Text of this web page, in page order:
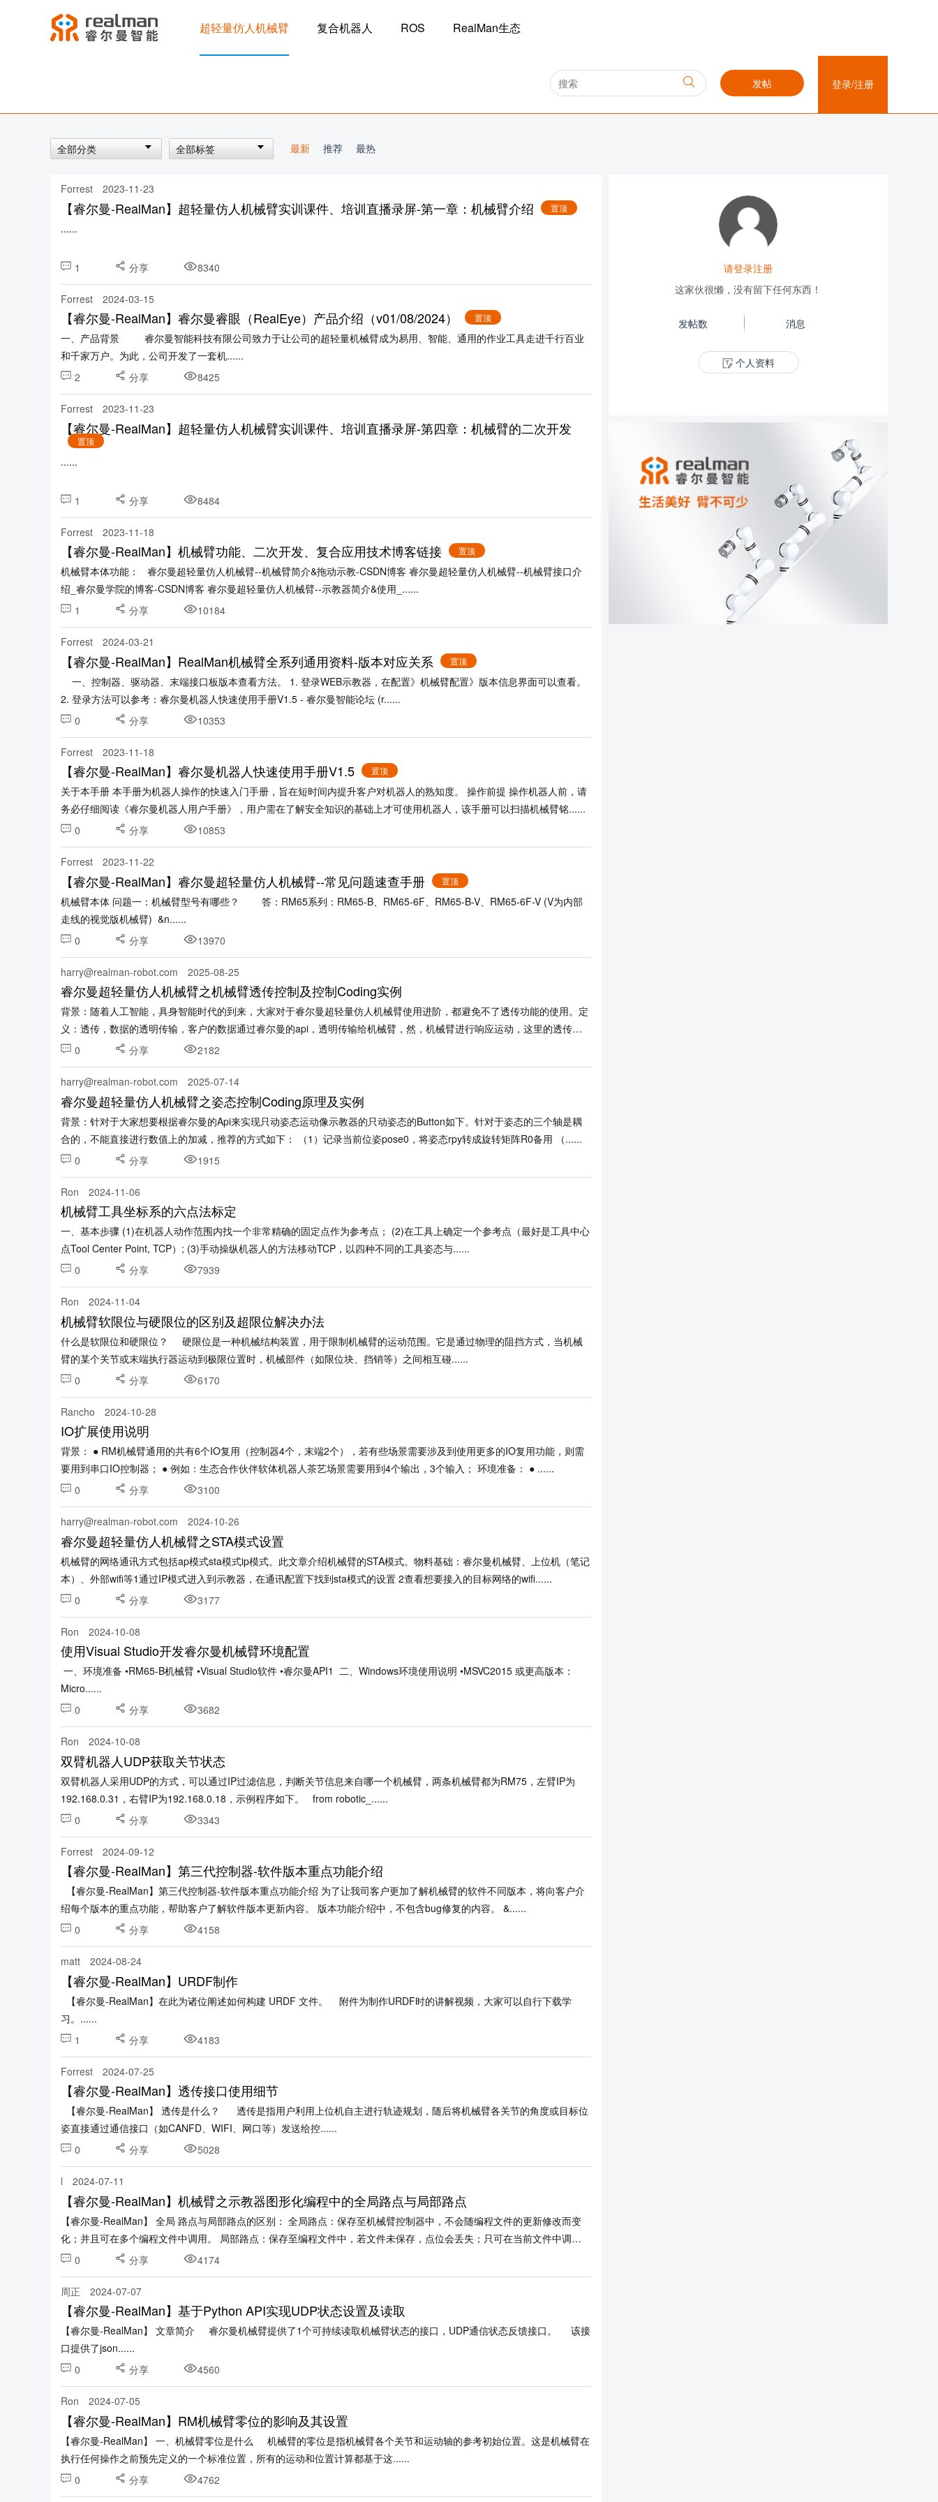
超轻量仿人机械臂 复合机器人 ROS RealMan生态
发帖 登录/注册
全部分类 全部标签 最新 推荐 最热
Forrest 2023-11-23
【睿尔曼-RealMan】超轻量仿人机械臂实训课件、培训直播录屏-第一章：机械臂介绍 置顶
......
1 分享 8340
Forrest 2024-03-15
【睿尔曼-RealMan】睿尔曼睿眼（RealEye）产品介绍（v01/08/2024） 置顶
一、产品背景 睿尔曼智能科技有限公司致力于让公司的超轻量机械臂成为易用、智能、通用的作业工具走进千行百业
和千家万户。为此，公司开发了一套机......
2
分享 8425
Forrest 2023-11-23
【睿尔曼-RealMan】超轻量仿人机械臂实训课件、培训直播录屏-第四章：机械臂的二次开发
置顶
......
1 分享 8484
Forrest 2023-11-18
【睿尔曼-RealMan】机械臂功能、二次开发、复合应用技术博客链接 置顶
机械臂本体功能： 睿尔曼超轻量仿人机械臂--机械臂简介&拖动示教-CSDN博客 睿尔曼超轻量仿人机械臂--机械臂接口介
绍_睿尔曼学院的博客-CSDN博客 睿尔曼超轻量仿人机械臂--示教器简介&使用_......
1
分享 10184
Forrest 2024-03-21
【睿尔曼-RealMan】RealMan机械臂全系列通用资料-版本对应关系 置顶
2. 登录方法可以参考：睿尔曼机器人快速使用手册V1.5 - 睿尔曼智能论坛 (r......
0
分享 10353
Forrest 2023-11-18
【睿尔曼-RealMan】睿尔曼机器人快速使用手册V1.5 置顶
关于本手册 本手册为机器人操作的快速入门手册，旨在短时间内提升客户对机器人的熟知度。 操作前提 操作机器人前，请
务必仔细阅读《睿尔曼机器人用户手册》，用户需在了解安全知识的基础上才可使用机器人，该手册可以扫描机械臂铭......
0
分享 10853
Forrest 2023-11-22
【睿尔曼-RealMan】睿尔曼超轻量仿人机械臂--常见问题速查手册 置顶
机械臂本体 问题一：机械臂型号有哪些？ 答：RM65系列：RM65-B、RM65-6F、RM65-B-V、RM65-6F-V (V为内部
走线的视觉版机械臂) &n......
0
分享 13970
harry@realman-robot.com 2025-08-25
睿尔曼超轻量仿人机械臂之机械臂透传控制及控制Coding实例
背景：随着人工智能，具身智能时代的到来，大家对于睿尔曼超轻量仿人机械臂使用进阶，都避免不了透传功能的使用。定
义：透传，数据的透明传输，客户的数据通过睿尔曼的api，透明传输给机械臂，然，机械臂进行响应运动，这里的透传狭
义上来说是位置指令......
0 分享 2182
harry@realman-robot.com 2025-07-14
睿尔曼超轻量仿人机械臂之姿态控制Coding原理及实例
背景：针对于大家想要根据睿尔曼的Api来实现只动姿态运动像示教器的只动姿态的Button如下。针对于姿态的三个轴是耦
合的，不能直接进行数值上的加减，推荐的方式如下： （1）记录当前位姿pose0，将姿态rpy转成旋转矩阵R0备用 （......
0
分享 1915
Ron 2024-11-06
机械臂工具坐标系的六点法标定
一、基本步骤 (1)在机器人动作范围内找一个非常精确的固定点作为参考点； (2)在工具上确定一个参考点（最好是工具中心
点Tool Center Point, TCP）; (3)手动操纵机器人的方法移动TCP，以四种不同的工具姿态与......
0
分享 7939
Ron 2024-11-04
机械臂软限位与硬限位的区别及超限位解决办法
什么是软限位和硬限位？ 硬限位是一种机械结构装置，用于限制机械臂的运动范围。它是通过物理的阻挡方式，当机械
臂的某个关节或末端执行器运动到极限位置时，机械部件（如限位块、挡销等）之间相互碰......
0
分享 6170
Rancho 2024-10-28
IO扩展使用说明
背景： ● RM机械臂通用的共有6个IO复用（控制器4个，末端2个），若有些场景需要涉及到使用更多的IO复用功能，则需
要用到串口IO控制器； ● 例如：生态合作伙伴软体机器人茶艺场景需要用到4个输出，3个输入； 环境准备： ● ......
0
分享 3100
harry@realman-robot.com 2024-10-26
睿尔曼超轻量仿人机械臂之STA模式设置
机械臂的网络通讯方式包括ap模式sta模式ip模式。此文章介绍机械臂的STA模式。物料基础：睿尔曼机械臂、上位机（笔记
本）、外部wifi等1通过IP模式进入到示教器，在通讯配置下找到sta模式的设置 2查看想要接入的目标网络的wifi......
0
分享 3177
Ron 2024-10-08
使用Visual Studio开发睿尔曼机械臂环境配置
一、环境准备 •RM65-B机械臂 •Visual Studio软件 •睿尔曼API1 二、Windows环境使用说明 •MSVC2015 或更高版本：
Micro......
0
分享 3682
Ron 2024-10-08
双臂机器人UDP获取关节状态
双臂机器人采用UDP的方式，可以通过IP过滤信息，判断关节信息来自哪一个机械臂，两条机械臂都为RM75，左臂IP为
192.168.0.31，右臂IP为192.168.0.18，示例程序如下。 from robotic_......
0
分享 3343
Forrest 2024-09-12
【睿尔曼-RealMan】第三代控制器-软件版本重点功能介绍
【睿尔曼-RealMan】第三代控制器-软件版本重点功能介绍 为了让我司客户更加了解机械臂的软件不同版本，将向客户介
绍每个版本的重点功能，帮助客户了解软件版本更新内容。 版本功能介绍中，不包含bug修复的内容。 &......
0
分享 4158
matt 2024-08-24
【睿尔曼-RealMan】URDF制作
【睿尔曼-RealMan】在此为诸位阐述如何构建 URDF 文件。 附件为制作URDF时的讲解视频，大家可以自行下载学
习。......
1
分享 4183
Forrest 2024-07-25
【睿尔曼-RealMan】透传接口使用细节
【睿尔曼-RealMan】 透传是什么？ 透传是指用户利用上位机自主进行轨迹规划，随后将机械臂各关节的角度或目标位
姿直接通过通信接口（如CANFD、WIFI、网口等）发送给控......
0
分享 5028
l 2024-07-11
【睿尔曼-RealMan】机械臂之示教器图形化编程中的全局路点与局部路点
【睿尔曼-RealMan】 全局 路点与局部路点的区别： 全局路点：保存至机械臂控制器中，不会随编程文件的更新修改而变
化；并且可在多个编程文件中调用。 局部路点：保存至编程文件中，若文件未保存，点位会丢失；只可在当前文件中调
用。......
0 分享 4174
周正 2024-07-07
【睿尔曼-RealMan】基于Python API实现UDP状态设置及读取
【睿尔曼-RealMan】 文章简介 睿尔曼机械臂提供了1个可持续读取机械臂状态的接口，UDP通信状态反馈接口。 该接
口提供了json......
0
分享 4560
Ron 2024-07-05
【睿尔曼-RealMan】RM机械臂零位的影响及其设置
【睿尔曼-RealMan】 一、机械臂零位是什么 机械臂的零位是指机械臂各个关节和运动轴的参考初始位置。这是机械臂在
执行任何操作之前预先定义的一个标准位置，所有的运动和位置计算都基于这......
0
分享 4762
请登录注册
这家伙很懒，没有留下任何东西！
发帖数 消息
个人资料